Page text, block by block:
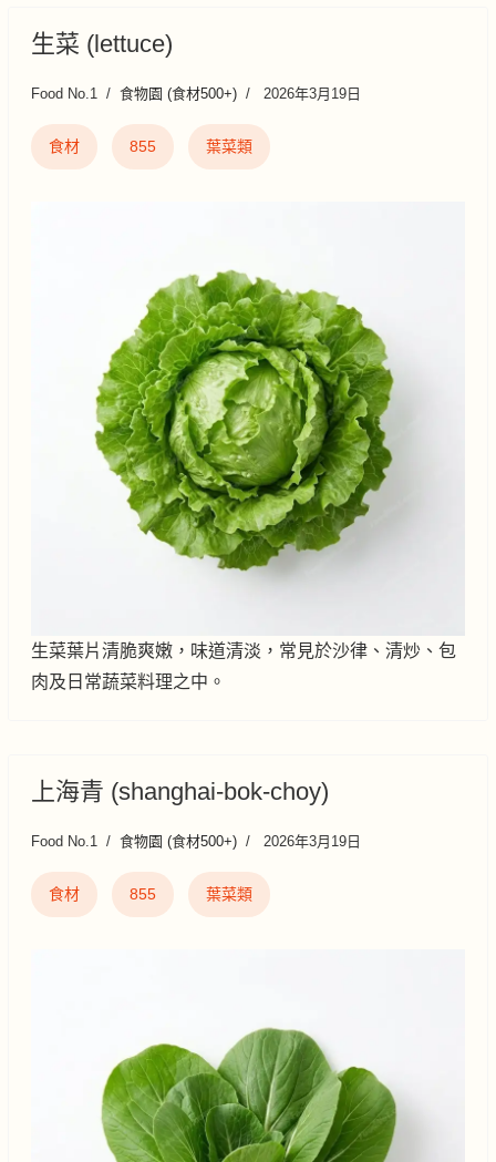
生菜 (lettuce)
Food No.1 食物園 (食材500+) 2026年3月19日
食材 855 葉菜類
生菜葉片清脆爽嫩，味道清淡，常見於沙律、清炒、包
肉及日常蔬菜料理之中。
上海青 (shanghai-bok-choy)
Food No.1 食物園 (食材500+) 2026年3月19日
食材 855 葉菜類